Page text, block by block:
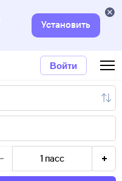
Установить
Войти
1 пасс